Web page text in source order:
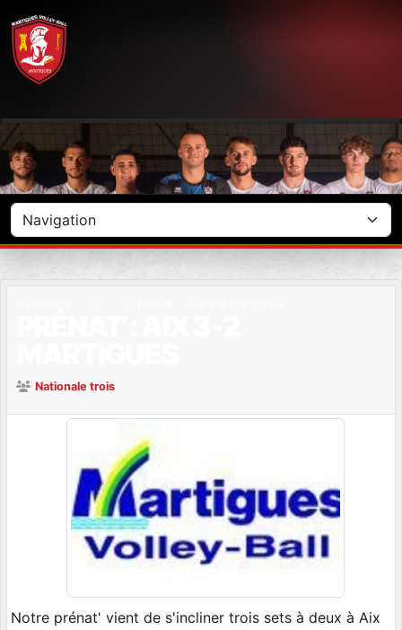
Nationale trois
Notre prénat' vient de s'incliner trois sets à deux à Aix
Panneau de gestion des cookies